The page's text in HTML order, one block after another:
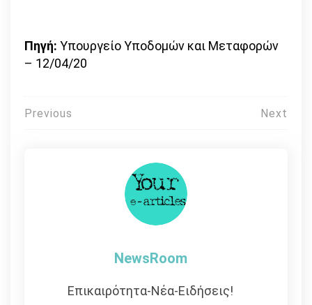
Πηγή: Υπουργείο Υποδομών και Μεταφορών
– 12/04/20
Πλοήγηση
Previous Next
NewsRoom
Επικαιρότητα-Νέα-Ειδήσεις!